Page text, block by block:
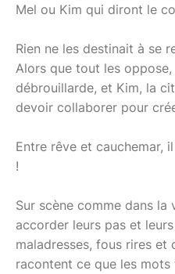
Mel ou Kim qui diront le
Rien ne les destinait à se
Alors que tout les
débrouillarde, et Kim, la
devoir collaborer pour
Entre rêve et cauchemar,
!
Sur scène comme dans
accorder leurs pas et
maladresses, fous rires
racontent ce que les